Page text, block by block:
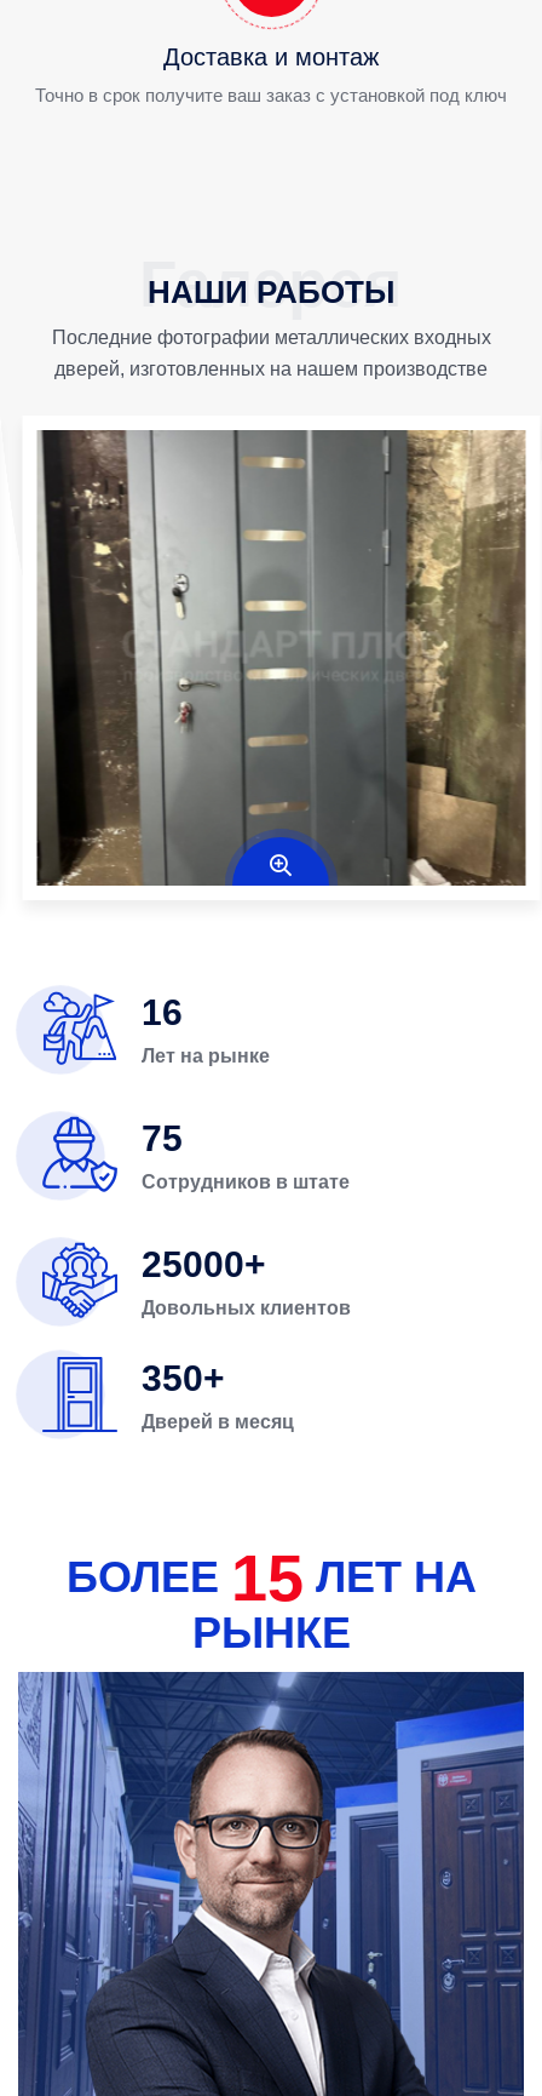
Доставка и монтаж
Точно в срок получите ваш заказ с установкой под ключ
НАШИ РАБОТЫ
Последние фотографии металлических входных
дверей, изготовленных на нашем производстве
16
Лет на рынке
75
Сотрудников в штате
25000
Довольных клиентов
350
Дверей в месяц
БОЛЕЕ 15 ЛЕТ НА
РЫНКЕ